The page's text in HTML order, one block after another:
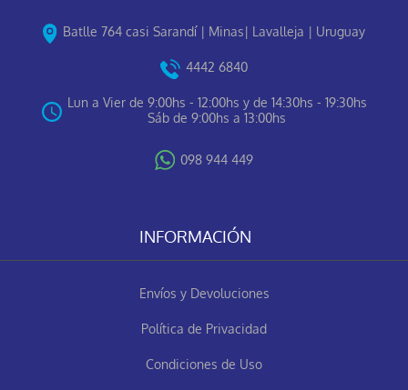
Batlle 764 casi Sarandí | Minas| Lavalleja | Uruguay
4442 6840
Lun a Vier de 9:00hs - 12:00hs y de 14:30hs - 19:30hs
Sáb de 9:00hs a 13:00hs
098 944 449
INFORMACIÓN
Envíos y Devoluciones
Política de Privacidad
Condiciones de Uso